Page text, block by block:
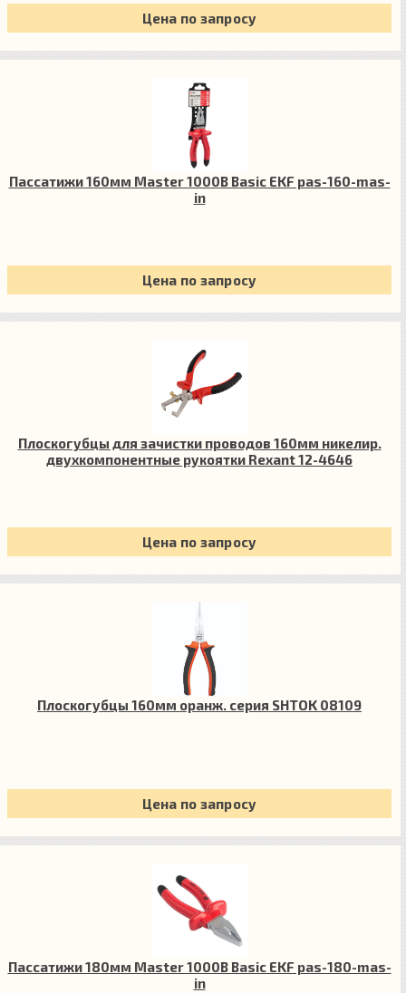
Цена по запросу
Пассатижи 160мм Master 1000В Basic EKF pas-160-mas-
in
Цена по запросу
Плоскогубцы для зачистки проводов 160мм никелир.
двухкомпонентные рукоятки Rexant 12-4646
Цена по запросу
Плоскогубцы 160мм оранж. серия SHTOK 08109
Цена по запросу
Пассатижи 180мм Master 1000В Basic EKF pas-180-mas-
in